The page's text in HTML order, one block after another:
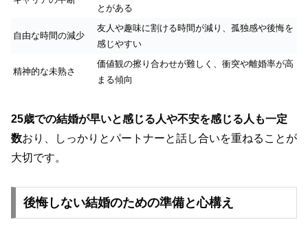
とがある
自由な時間の減少
友人や趣味に割ける時間が減り、孤独感や後悔を
感じやすい
精神的な未熟さ
価値観の擦り合わせが難しく、衝突や離婚率が高
まる傾向
25歳での結婚が早いと感じる人や不安を感じる人も一定
数おり、しっかりとパートナーと話し合いを重ねることが
大切です。
後悔しない結婚のための準備と心構え